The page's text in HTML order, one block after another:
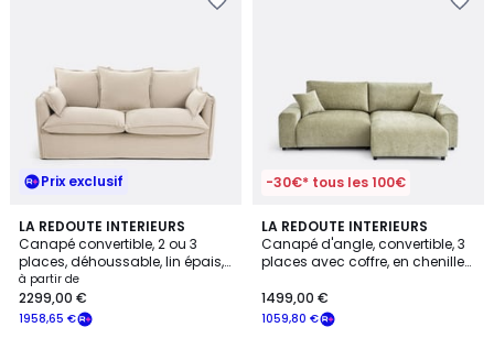
Prix exclusif
LA REDOUTE INTERIEURS
Canapé convertible, 2 ou 3
places, déhoussable, lin épais,
ODNA
à partir de
1958,65 €
2299,00 €
3,7
/ 5
2
Couleurs
-30€* tous les 100€
LA REDOUTE INTERIEURS
Canapé d'angle, convertible, 3
places avec coffre, en chenille
1059,80 €
1499,00 €
5
/
5
3
Couleurs